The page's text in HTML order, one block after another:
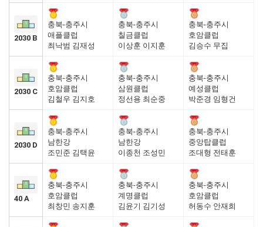
2030 B
충북-충주시
애플클럽
최낙범 김재성
충북-충주시
칠금클럽
이상훈 이지훈
충북-충주시
호암클럽
김승수 무집
2030 C
충북-충주시
호암클럽
김철우 김지호
충북-충주시
삼원클럽
정선용 최순중
충북-충주시
예성클럽
박준경 임형건
2030 D
충북-충주시
남한강
조민준 김택윤
충북-충주시
남한강
이종천 조성민
충북-충주시
중앙탑클럽
조대형 전태훈
40 A
충북-충주시
호암클럽
최창민 송지훈
충북-충주시
계명클럽
김윤기 김기성
충북-충주시
호암클럽
허동수 안재희